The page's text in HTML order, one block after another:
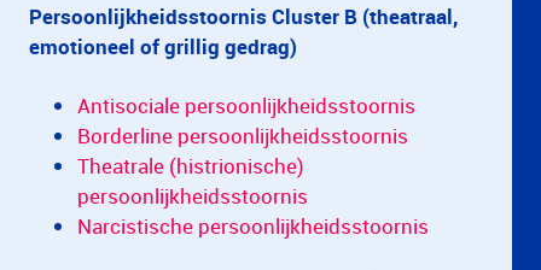
Persoonlijkheidsstoornis Cluster B (theatraal,
emotioneel of grillig gedrag)
Antisociale persoonlijkheidsstoornis
Borderline persoonlijkheidsstoornis
Theatrale (histrionische)
persoonlijkheidsstoornis
Narcistische persoonlijkheidsstoornis